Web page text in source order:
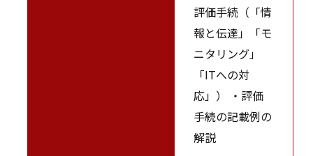
評価手続（「情
報と伝達」「モ
ニタリング」
「ITへの対
応」） ・評価
手続の記載例の
解説